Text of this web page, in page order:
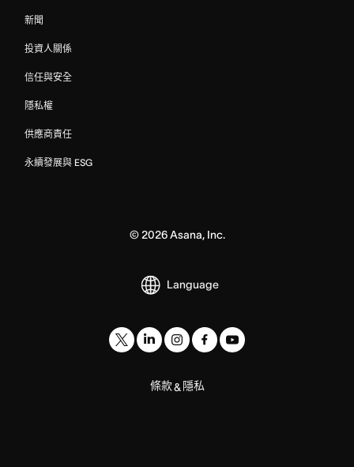
新聞
投資人關係
信任與安全
隱私權
供應商責任
永續發展與 ESG
© 2026Asana, Inc.
Language
條款& 隱私